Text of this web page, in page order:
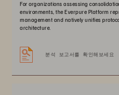
For organizations assessing
environments, the Everpure Platform
management and natively unifies
architecture.
분석 보고서를 확인해보세요